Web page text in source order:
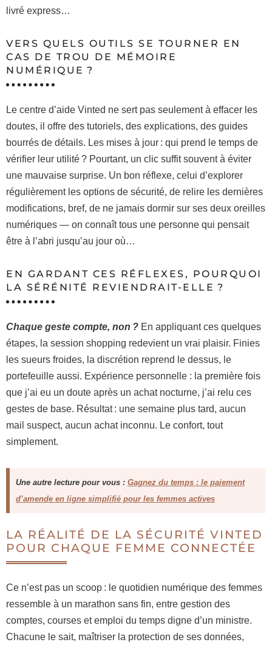
livré express…
VERS QUELS OUTILS SE TOURNER EN
CAS DE TROU DE MÉMOIRE
NUMÉRIQUE ?
Le centre d’aide Vinted ne sert pas seulement à effacer les
doutes, il offre des tutoriels, des explications, des guides
bourrés de détails. Les mises à jour : qui prend le temps de
vérifier leur utilité ? Pourtant, un clic suffit souvent à éviter
une mauvaise surprise. Un bon réflexe, celui d’explorer
régulièrement les options de sécurité, de relire les dernières
modifications, bref, de ne jamais dormir sur ses deux oreilles
numériques — on connaît tous une personne qui pensait
être à l’abri jusqu’au jour où…
EN GARDANT CES RÉFLEXES, POURQUOI
LA SÉRÉNITÉ REVIENDRAIT-ELLE ?
Chaque geste compte, non ? En appliquant ces quelques
étapes, la session shopping redevient un vrai plaisir. Finies
les sueurs froides, la discrétion reprend le dessus, le
portefeuille aussi. Expérience personnelle : la première fois
que j’ai eu un doute après un achat nocturne, j’ai relu ces
gestes de base. Résultat : une semaine plus tard, aucun
mail suspect, aucun achat inconnu. Le confort, tout
simplement.
Une autre lecture pour vous : Gagnez du temps : le paiement
d’amende en ligne simplifié pour les femmes actives
LA RÉALITÉ DE LA SÉCURITÉ VINTED
POUR CHAQUE FEMME CONNECTÉE
Ce n’est pas un scoop : le quotidien numérique des femmes
ressemble à un marathon sans fin, entre gestion des
comptes, courses et emploi du temps digne d’un ministre.
Chacune le sait, maîtriser la protection de ses données,